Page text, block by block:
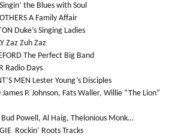
the Blues with Soul
A Family Affair
Duke’s Singing Ladies
Zaz Zuh Zaz
The Perfect Big Band
Radio Days
MEN Lester Young’s Disciples
James P. Johnson, Fats Waller, Willie “The Lion”
Bud Powell, Al Haig, Thelonious Monk…
Rockin’ Roots Tracks